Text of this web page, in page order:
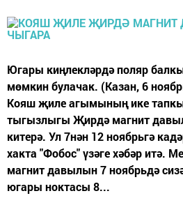
Югары киңлекләрдә поляр
мөмкин булачак. (Казан, 6
Кояш җиле агымының ике
тыгызлыгы Җирдә магнит
китерә. Ул 7нән 12 ноябрьгә
хакта "Фобос" үзәге хәбәр итә.
магнит давылын 7 ноябрьдә
югары ноктасы 8...